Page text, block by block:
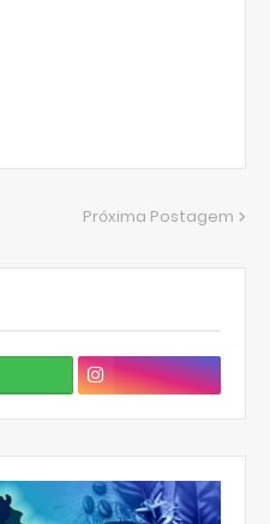
Próxima Postagem